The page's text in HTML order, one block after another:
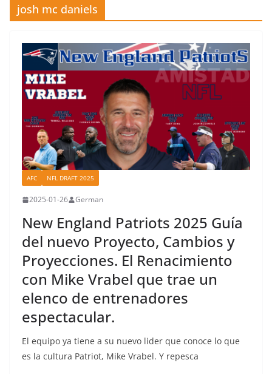
josh mc daniels
AFC NFL DRAFT 2025
2025-01-26 German
New England Patriots 2025 Guía
del nuevo Proyecto, Cambios y
Proyecciones. El Renacimiento
con Mike Vrabel que trae un
elenco de entrenadores
espectacular.
El equipo ya tiene a su nuevo lider que conoce lo que
es la cultura Patriot, Mike Vrabel. Y repesca